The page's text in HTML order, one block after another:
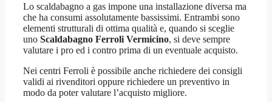
Lo scaldabagno a gas impone una installazione diversa ma
che ha consumi assolutamente bassissimi. Entrambi sono
elementi strutturali di ottima qualità e, quando si sceglie
uno Scaldabagno Ferroli Vermicino, si deve sempre
valutare i pro ed i contro prima di un eventuale acquisto.
Nei centri Ferroli è possibile anche richiedere dei consigli
validi ai rivenditori oppure richiedere un preventivo in
modo da poter valutare l’acquisto migliore.